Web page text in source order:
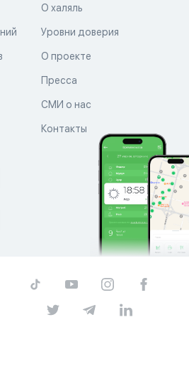
О халяль
Уровни доверия
О проекте
Пресса
СМИ о нас
Контакты